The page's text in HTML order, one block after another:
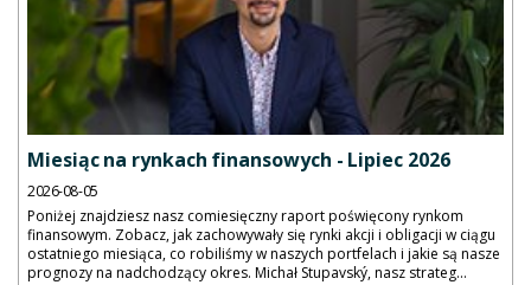
Miesiąc na rynkach finansowych - Lipiec 2026
2026-08-05
Poniżej znajdziesz nasz comiesięczny raport poświęcony rynkom
finansowym. Zobacz, jak zachowywały się rynki akcji i obligacji w ciągu
ostatniego miesiąca, co robiliśmy w naszych portfelach i jakie są nasze
prognozy na nadchodzący okres. Michał Stupavský, nasz strateg...